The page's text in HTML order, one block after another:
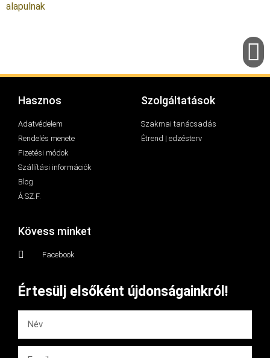
alapulnak
Hasznos
Adatvédelem
Rendelés menete
Fizetési módok
Szállítási információk
Blog
Á.SZ.F.
Szolgáltatások
Szakmai tanácsadás
Étrend | edzésterv
Kövess minket
Facebook
Értesülj elsőként újdonságainkról!